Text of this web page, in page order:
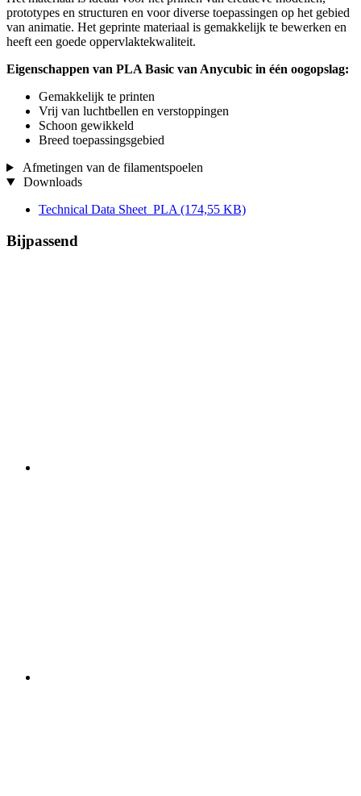
prototypes en structuren en voor diverse toepassingen op het gebied
van animatie. Het geprinte materiaal is gemakkelijk te bewerken en
heeft een goede oppervlaktekwaliteit.
Eigenschappen van PLA Basic van Anycubic in één oogopslag:
Gemakkelijk te printen
Vrij van luchtbellen en verstoppingen
Schoon gewikkeld
Breed toepassingsgebied
Afmetingen van de filamentspoelen
Downloads
Technical Data Sheet_PLA (174,55 KB)
Bijpassend